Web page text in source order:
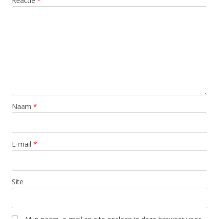
Naam *
E-mail *
Site